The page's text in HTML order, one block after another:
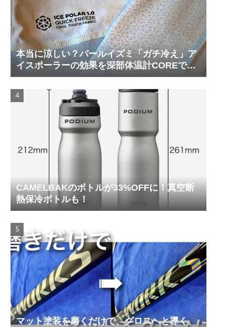
本当に涼しい？パールイズミ「ガチ冷え」ア
イスポーラーの効果を深部体温計COREで測
ってみた
CAMELBAKのボトルが33%OFFに！真空断
熱保冷ボトルも！
マット塗装を磨くだけで、グロスへと導く、